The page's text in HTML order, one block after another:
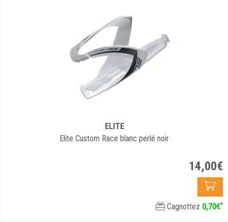
ELITE
Elite Custom Race blanc perlé noir
14,00€
Cagnottez 0,70€*